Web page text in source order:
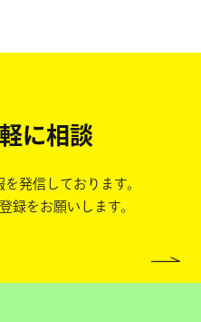
に相談
発信しております。
録をお願いします。